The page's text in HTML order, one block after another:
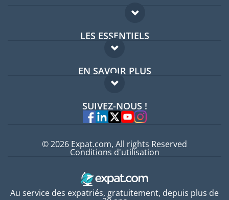
LES ESSENTIELS
Forum expatriés
Guides pays
EN SAVOIR PLUS
FAQ
Experts
SUIVEZ-NOUS !
Au service des expatriés, gratuitement, depuis plus de
© 2026 Expat.com, All rights Reserved
Conditions d'utilisation